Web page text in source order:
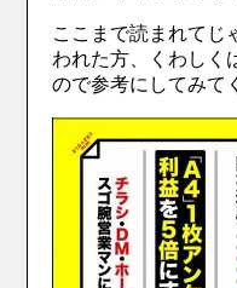
ここまで読まれてじ
われた方、くわしく
ので参考にしてみて